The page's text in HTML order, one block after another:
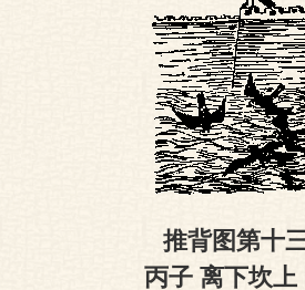
推背图第十
丙子 离下坎上